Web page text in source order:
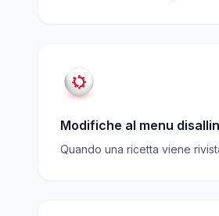
Modifiche al menu
Quando una ricetta viene